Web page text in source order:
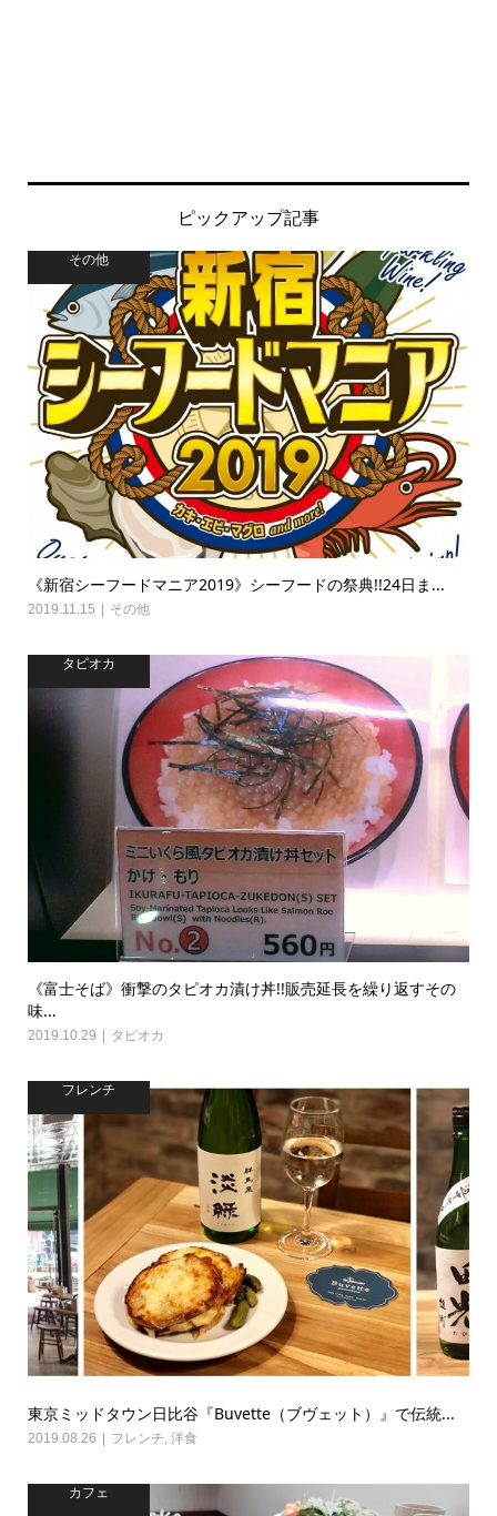
ピックアップ記事
その他
《新宿シーフードマニア2019》シーフードの祭典!!24日ま...
2019.11.15 その他
タピオカ
《富士そば》衝撃のタピオカ漬け丼!!販売延長を繰り返すその
味...
2019.10.29 タピオカ
フレンチ
東京ミッドタウン日比谷『Buvette（ブヴェット）』で伝統...
2019.08.26 フレンチ, 洋食
カフェ